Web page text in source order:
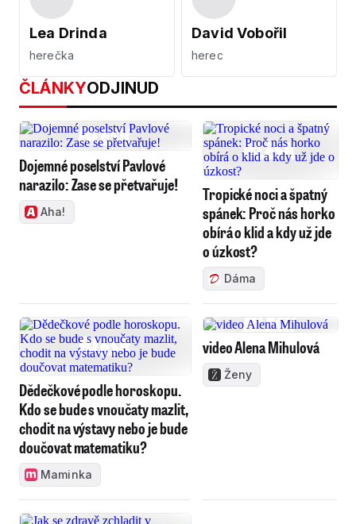
Lea Drinda
herečka
David Vobořil
herec
ČLÁNKYODJINUD
Dojemné poselství Pavlové
narazilo: Zase se přetvařuje!
Aha!
Tropické noci a špatný
spánek: Proč nás horko
obírá o klid a kdy už jde
o úzkost?
Dáma
Dědečkové podle horoskopu.
Kdo se bude s vnoučaty mazlit,
chodit na výstavy nebo je bude
doučovat matematiku?
Maminka
video Alena Mihulová
Ženy